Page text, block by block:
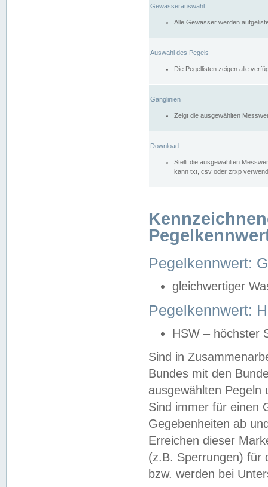
Gewässerauswahl
Alle Gewässer werden
Auswahl des Pegels
Die Pegellisten zeigen alle
Ganglinien
Zeigt die ausgewählten
Download
Stellt die ausgewählten
kann txt, csv oder zrxp
Pegelkennwert:
gleichwertiger
Pegelkennwert:
HSW – höchster
Sind in
Bundes mit den
ausgewählten
Sind immer für einen
Gegebenheiten ab
Erreichen dieser
(z.B. Sperrungen) für
bzw. werden bei